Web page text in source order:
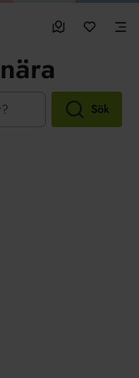
BesöksmålMina
Sök